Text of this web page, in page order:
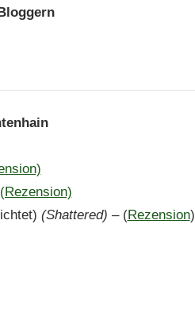
(Rezension)
(Shattered) –(Rezension)